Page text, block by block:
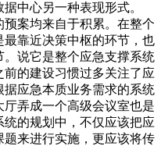
中心另一种表现形式。
案均来自于积累。在整个
靠近决策中枢的环节，也
说它是整个应急支撑系统
的建设习惯过多关注了应
应急本质业务需求的系统
弄成一个高级会议室也是
的规划中，不仅应该把应
来进行实施，更应该将传